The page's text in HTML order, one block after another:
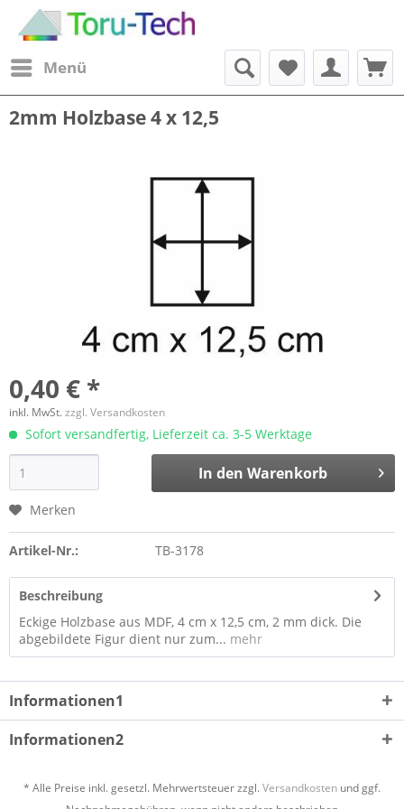
Menü
2mm Holzbase 4 x 12,5
0,40 € *
inkl. MwSt.zzgl. Versandkosten
Sofort versandfertig, Lieferzeit ca. 3-5 Werktage
In den Warenkorb
Merken
Artikel-Nr.: TB-3178
Beschreibung
Eckige Holzbase aus MDF, 4 cm x 12,5 cm, 2 mm dick. Die
abgebildete Figur dient nur zum... mehr
Informationen1
Informationen2
* Alle Preise inkl. gesetzl. Mehrwertsteuer zzgl.Versandkosten und ggf.